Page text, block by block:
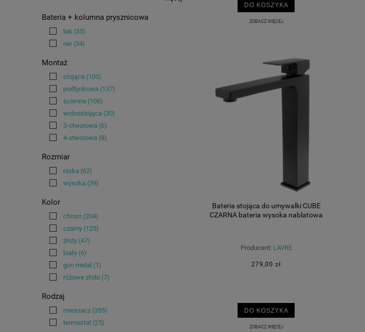
Bateria + kolumna prysznicowa
tak (35)
nie (34)
Montaż
stojąca (103)
podtynkowa (137)
ścienna (106)
wolnostojąca (30)
3-otworowa (6)
4-otworowa (8)
Rozmiar
niska (62)
wysoka (39)
Kolor
chrom (204)
czarny (125)
złoty (47)
biały (6)
gun metal (1)
różowe złoto (7)
Rodzaj
mieszacz (355)
termostat (25)
DO KOSZYKA
ZOBACZ WIĘCEJ
Bateria stojąca do umywalki CUBE
CZARNA bateria wysoka nablatowa
Producent: LAVRE
279,00 zł
DO KOSZYKA
ZOBACZ WIĘCEJ